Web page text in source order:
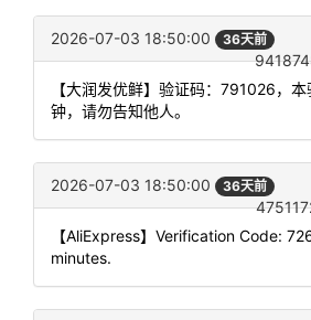
2026-07-03 18:50:00 36天前
【大润发优鲜】验证码：791026，
钟，请勿告知他人。
2026-07-03 18:50:00 36天前
【AliExpress】Verification Code:
minutes.